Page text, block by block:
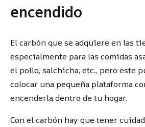
encendido
El carbón que se adquiere en las
especialmente para las comidas
el pollo, salchicha, etc., pero este
colocar una pequeña plataforma
encenderla dentro de tu hogar.
Con el carbón hay que tener